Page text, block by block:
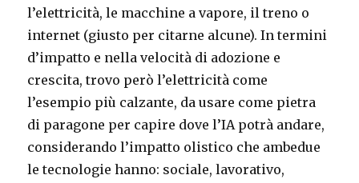
l’elettricità, le macchine a vapore, il treno o
internet (giusto per citarne alcune). In termini
d’impatto e nella velocità di adozione e
crescita, trovo però l’elettricità come
l’esempio più calzante, da usare come pietra
di paragone per capire dove l’IA potrà andare,
considerando l’impatto olistico che ambedue
le tecnologie hanno: sociale, lavorativo,